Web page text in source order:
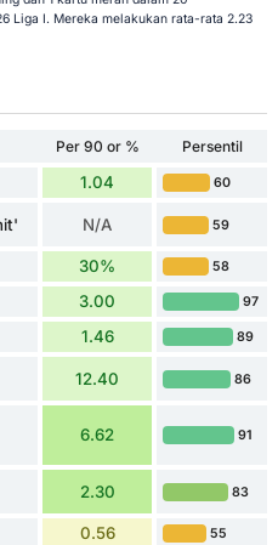
Liga I. Mereka melakukan rata-rata 2.23
Per 90 or %
Persentil
1.04 60
N/A 59
30% 58
3.00 97
1.46 89
12.40 86
6.62 91
2.30 83
0.56 55